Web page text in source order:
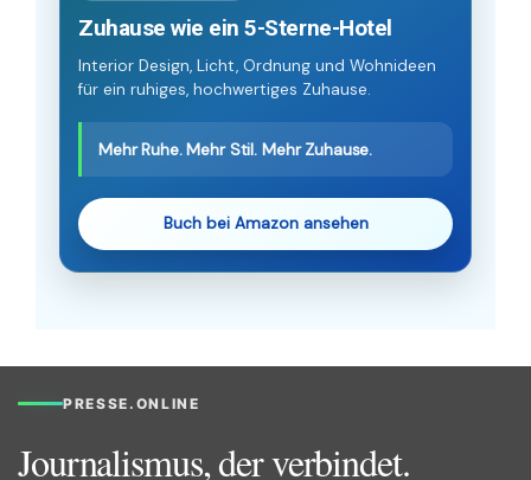
Zuhause wie ein 5-Sterne-Hotel
Interior Design, Licht, Ordnung und Wohnideen
für ein ruhiges, hochwertiges Zuhause.
Mehr Ruhe. Mehr Stil. Mehr Zuhause.
Buch bei Amazon ansehen
PRESSE.ONLINE
Journalismus, der verbindet.